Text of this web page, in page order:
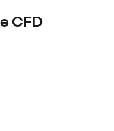
CFD